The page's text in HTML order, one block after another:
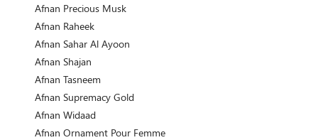
Afnan Precious Musk
Afnan Raheek
Afnan Sahar Al Ayoon
Afnan Shajan
Afnan Tasneem
Afnan Supremacy Gold
Afnan Widaad
Afnan Ornament Pour Femme